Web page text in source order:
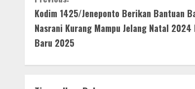
o
n
t
i
Kodim 1425/Jeneponto Berikan Bantuan
Nasrani Kurang Mampu Jelang Natal 2024
Baru 2025